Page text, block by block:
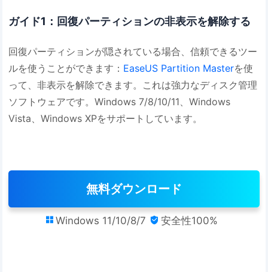
ガイド1：回復パーティションの非表示を解除する
回復パーティションが隠されている場合、信頼できるツー
ルを使うことができます： EaseUS Partition Masterを使
って、非表示を解除できます。これは強力なディスク管理
ソフトウェアです。Windows 7/8/10/11、Windows
Vista、Windows XPをサポートしています。
無料ダウンロード
 Windows 11/10/8/7  安全性100%